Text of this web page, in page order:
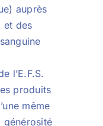
auprès
et des
l’E.F.S.
produits
même
générosité